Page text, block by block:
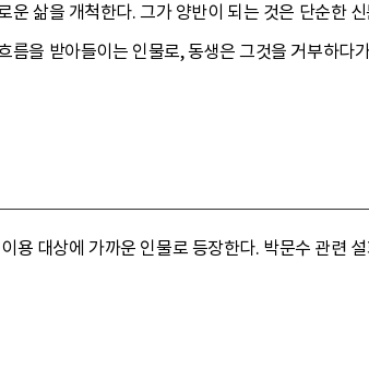
삶을 개척한다. 그가 양반이 되는 것은 단순한
을 받아들이는 인물로, 동생은 그것을 거부하다
용 대상에 가까운 인물로 등장한다. 박문수 관련